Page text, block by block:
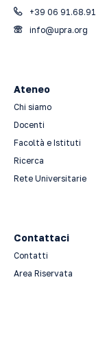
+39 06 91.68.91
info@upra.org
Ateneo
Chi siamo
Docenti
Facoltà e Istituti
Ricerca
Rete Universitarie
Contattaci
Contatti
Area Riservata